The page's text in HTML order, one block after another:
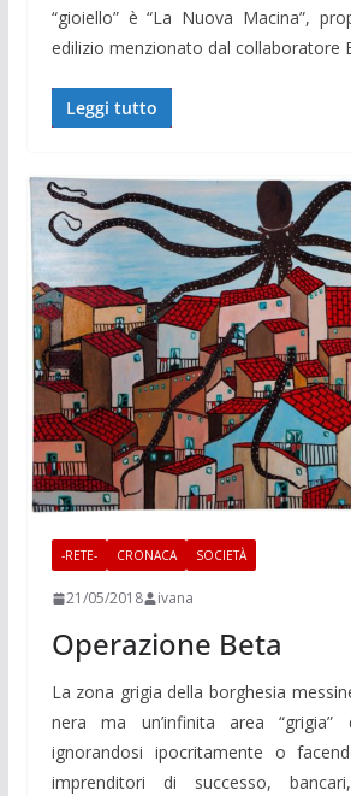
“gioiello” è “La Nuova Macina”,
edilizio menzionato dal collaboratore
Leggi tutto
-RETE- CRONACA SOCIETÀ
21/05/2018 ivana
Operazione Beta
La zona grigia della borghesia
nera ma un’infinita area “grigia”
ignorandosi ipocritamente o
imprenditori di successo,